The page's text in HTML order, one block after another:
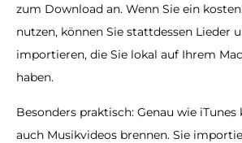
zum Download an. Wenn Sie ein
nutzen, können Sie stattdessen Lieder
importieren, die Sie lokal auf Ihrem
haben.
Besonders praktisch: Genau wie iTunes
auch Musikvideos brennen. Sie